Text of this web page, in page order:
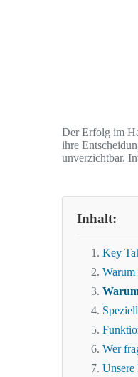
Der Erfolg im
ihre
unverzichtbar.
Inhalt:
Key
Warum
Wer
Unsere